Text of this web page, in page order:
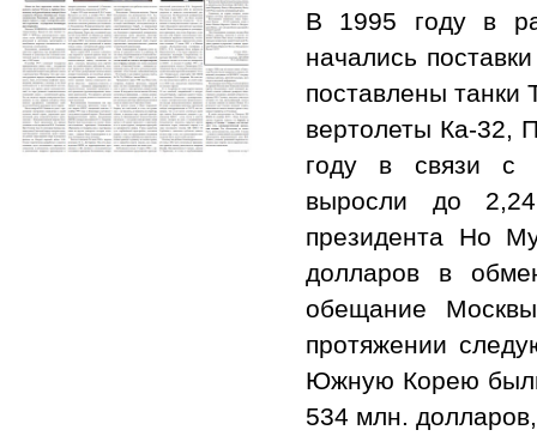
В 1995 году в
начались
поставлены
вертолеты Ка-32,
году в связи с
выросли до
президента Но
долларов в
обещание
протяжении
Южную Корею
534 млн.